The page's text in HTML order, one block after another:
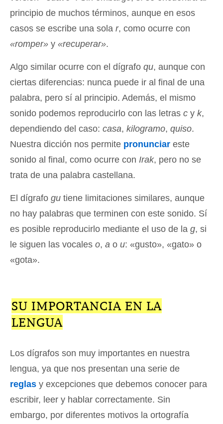
principio de muchos términos, aunque en esos
casos se escribe una sola r, como ocurre con
«romper» y «recuperar».
Algo similar ocurre con el dígrafo qu, aunque con
ciertas diferencias: nunca puede ir al final de una
palabra, pero sí al principio. Además, el mismo
sonido podemos reproducirlo con las letras c y k,
dependiendo del caso: casa, kilogramo, quiso.
Nuestra dicción nos permite pronunciar este
sonido al final, como ocurre con Irak, pero no se
trata de una palabra castellana.
El dígrafo gu tiene limitaciones similares, aunque
no hay palabras que terminen con este sonido. Sí
es posible reproducirlo mediante el uso de la g, si
le siguen las vocales o, a o u: «gusto», «gato» o
«gota».
SU IMPORTANCIA EN LA
LENGUA
Los dígrafos son muy importantes en nuestra
lengua, ya que nos presentan una serie de
reglas y excepciones que debemos conocer para
escribir, leer y hablar correctamente. Sin
embargo, por diferentes motivos la ortografía